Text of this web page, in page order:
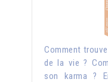
Comment
de la vie ?
son karma ?